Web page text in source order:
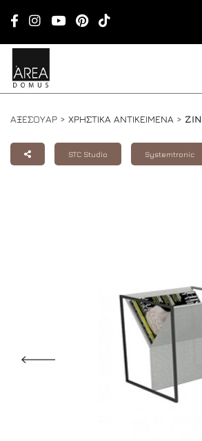
ΑΞΕΣΟΥΑΡ > ΧΡΗΣΤΙΚΑ ΑΝΤΙΚΕΙΜΕΝΑ > ZIN
STC Studio Systemtronic